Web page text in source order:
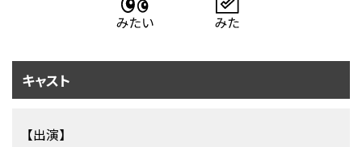
キャスト
【出演】